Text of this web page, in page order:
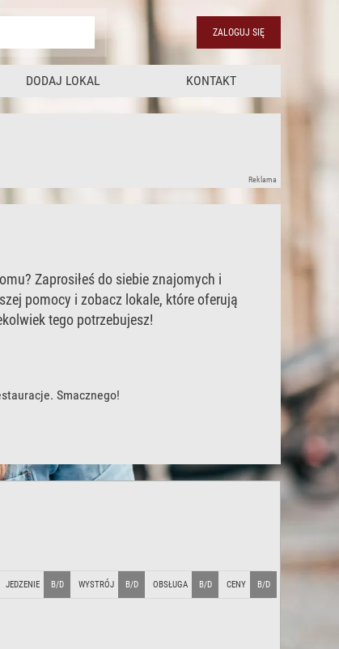
ZALOGUJ SIĘ
DODAJ LOKAL KONTAKT
Reklama
Zaprosiłeś do siebie znajomych i
pomocy i zobacz lokale, które oferują
tego potrzebujesz!
Smacznego!
JEDZENIE B/D WYSTRÓJ B/D OBSŁUGA B/D CENY B/D